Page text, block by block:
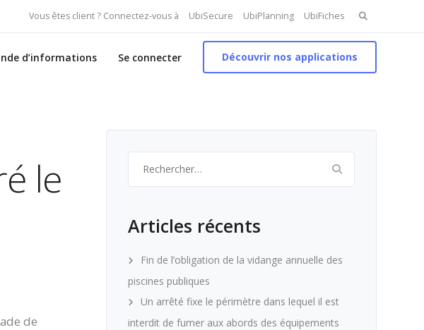
Vous êtes client ? Connectez-vous à UbiSecure UbiPlanning UbiFiches Search
for:
d’informations Se connecter Découvrir nos applications
le
de
Articles récents
Fin de l’obligation de la vidange annuelle des
piscines publiques
Un arrêté fixe le périmètre dans lequel il est
interdit de fumer aux abords des équipements